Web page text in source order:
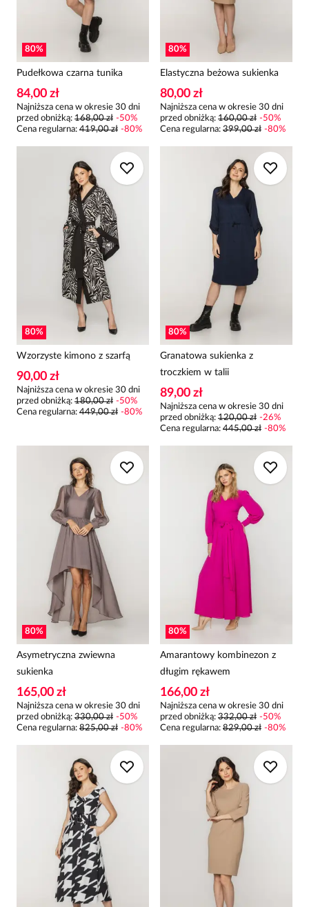
80%
Pudełkowa czarna tunika
84,00 zł
Najniższa cena w okresie 30 dni
przed obniżką: 168,00 zł -50%
Cena regularna: 419,00 zł -80%
80%
Elastyczna beżowa sukienka
80,00 zł
Najniższa cena w okresie 30 dni
przed obniżką: 160,00 zł -50%
Cena regularna: 399,00 zł -80%
80%
Wzorzyste kimono z szarfą
90,00 zł
Najniższa cena w okresie 30 dni
przed obniżką: 180,00 zł -50%
Cena regularna: 449,00 zł -80%
80%
Granatowa sukienka z
troczkiem w talii
89,00 zł
Najniższa cena w okresie 30 dni
przed obniżką: 120,00 zł -26%
Cena regularna: 445,00 zł -80%
80%
Asymetryczna zwiewna
sukienka
165,00 zł
Najniższa cena w okresie 30 dni
przed obniżką: 330,00 zł -50%
Cena regularna: 825,00 zł -80%
80%
Amarantowy kombinezon z
długim rękawem
166,00 zł
Najniższa cena w okresie 30 dni
przed obniżką: 332,00 zł -50%
Cena regularna: 829,00 zł -80%